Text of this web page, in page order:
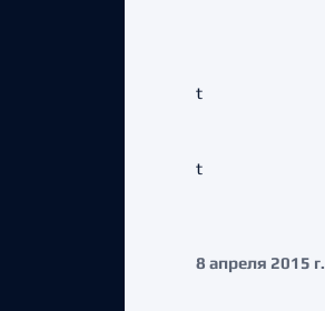
t
t
8 апреля 2015 г.